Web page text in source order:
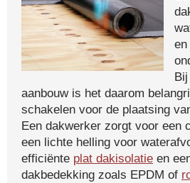
en
aanbouw is het daarom
schakelen voor de plaatsing
Een dakwerker zorgt voor een
een lichte helling voor
efficiënte plat dakisolatie en
dakbedekking zoals EPDM of